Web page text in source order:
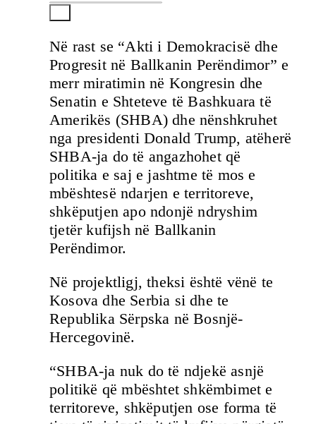
Në rast se “Akti i Demokracisë dhe
Progresit në Ballkanin Perëndimor” e
merr miratimin në Kongresin dhe
Senatin e Shteteve të Bashkuara të
Amerikës (SHBA) dhe nënshkruhet
nga presidenti Donald Trump, atëherë
SHBA-ja do të angazhohet që
politika e saj e jashtme të mos e
mbështesë ndarjen e territoreve,
shkëputjen apo ndonjë ndryshim
tjetër kufijsh në Ballkanin
Perëndimor.
Në projektligj, theksi është vënë te
Kosova dhe Serbia si dhe te
Republika Sërpska në Bosnjë-
Hercegovinë.
“SHBA-ja nuk do të ndjekë asnjë
politikë që mbështet shkëmbimet e
territoreve, shkëputjen ose forma të